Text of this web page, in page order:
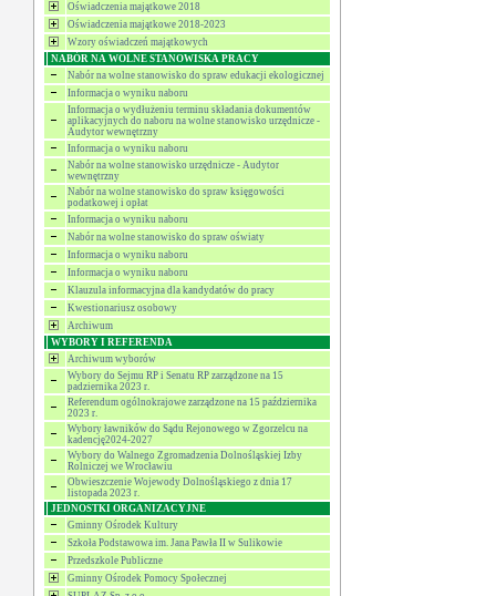
Oświadczenia majątkowe 2018
Oświadczenia majątkowe 2018-2023
Wzory oświadczeń majątkowych
NABÓR NA WOLNE STANOWISKA PRACY
Nabór na wolne stanowisko do spraw edukacji ekologicznej
Informacja o wyniku naboru
Informacja o wydłużeniu terminu składania dokumentów
aplikacyjnych do naboru na wolne stanowisko urzędnicze -
Audytor wewnętrzny
Informacja o wyniku naboru
Nabór na wolne stanowisko urzędnicze - Audytor
wewnętrzny
Nabór na wolne stanowisko do spraw księgowości
podatkowej i opłat
Informacja o wyniku naboru
Nabór na wolne stanowisko do spraw oświaty
Informacja o wyniku naboru
Informacja o wyniku naboru
Klauzula informacyjna dla kandydatów do pracy
Kwestionariusz osobowy
Archiwum
WYBORY I REFERENDA
Archiwum wyborów
Wybory do Sejmu RP i Senatu RP zarządzone na 15
padziernika 2023 r.
Referendum ogólnokrajowe zarządzone na 15 października
2023 r.
Wybory ławników do Sądu Rejonowego w Zgorzelcu na
kadencję2024-2027
Wybory do Walnego Zgromadzenia Dolnośląskiej Izby
Rolniczej we Wrocławiu
Obwieszczenie Wojewody Dolnośląskiego z dnia 17
listopada 2023 r.
JEDNOSTKI ORGANIZACYJNE
Gminny Ośrodek Kultury
Szkoła Podstawowa im. Jana Pawła II w Sulikowie
Przedszkole Publiczne
Gminny Ośrodek Pomocy Społecznej